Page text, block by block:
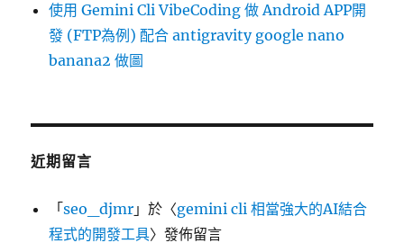
使用 Gemini Cli VibeCoding 做 Android APP開
發 (FTP為例) 配合 antigravity google nano
banana2 做圖
近期留言
「seo_djmr 」於〈gemini cli 相當強大的AI結合
程式的開發工具〉發佈留言